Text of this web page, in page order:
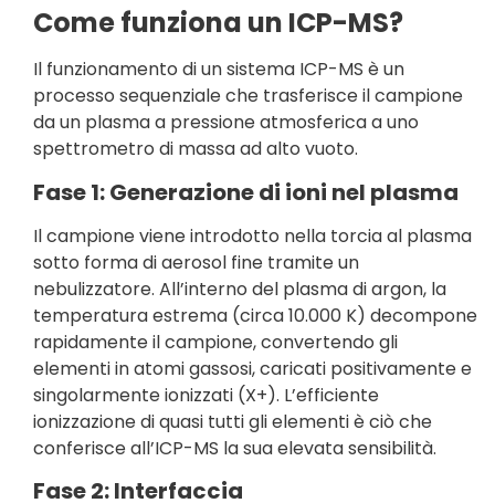
Come funziona un ICP-MS?
Il funzionamento di un sistema ICP-MS è un
processo sequenziale che trasferisce il campione
da un plasma a pressione atmosferica a uno
spettrometro di massa ad alto vuoto.
Fase 1: Generazione di ioni nel plasma
Il campione viene introdotto nella torcia al plasma
sotto forma di aerosol fine tramite un
nebulizzatore. All’interno del plasma di argon, la
temperatura estrema (circa 10.000 K) decompone
rapidamente il campione, convertendo gli
elementi in atomi gassosi, caricati positivamente e
singolarmente ionizzati (X+). L’efficiente
ionizzazione di quasi tutti gli elementi è ciò che
conferisce all’ICP-MS la sua elevata sensibilità.
Fase 2: Interfaccia